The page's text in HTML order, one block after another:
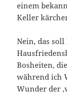
einem
Keller
Nein, das
Bosheiten,
während ich
Wunder der